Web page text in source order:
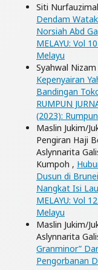
Siti
Dendam
Norsiah Abd
MELAYU: Vol
Melayu
Syahwal Nizam
Kepenyairan
Bandingan
RUMPUN
(2023):
Maslin Jukim/
Pengiran Haji
Aslynnarita
Kumpoh ,
Dusun di
Nangkat Isi
MELAYU: Vol
Melayu
Maslin Jukim/
Aslynnarita
Granminor”
Pengorbanan